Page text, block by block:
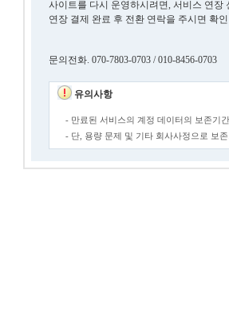
사이트를 다시 운영하시려면, 서비스 연장
연장 결제 완료 후 전환 연락을 주시면 확
문의전화. 070-7803-0703 / 010-8456-0703
유의사항
- 만료된 서비스의 계정 데이터의 보존기
- 단, 용량 문제 및 기타 회사사정으로 보